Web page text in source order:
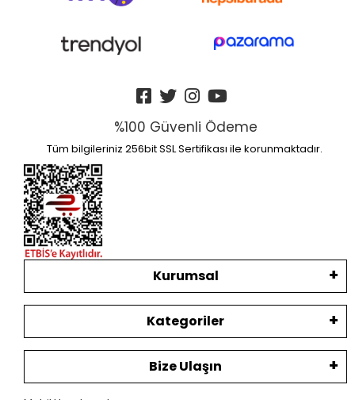
%100 Güvenli Ödeme
Tüm bilgileriniz 256bit SSL Sertifikası ile korunmaktadır.
Kurumsal
Kategoriler
Bize Ulaşın